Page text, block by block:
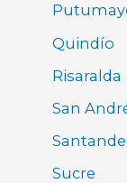
Quindío
Risaralda
San
Sucre